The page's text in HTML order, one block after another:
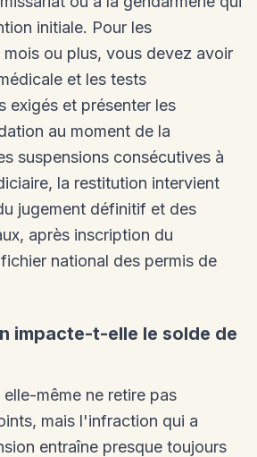
initiale. Pour les
ou plus, vous devez avoir
et les tests
exigés et présenter les
au moment de la
suspensions consécutives à
la restitution intervient
jugement définitif et des
après inscription du
national des permis de
impacte-t-elle le solde de
même ne retire pas
mais l'infraction qui a
entraîne presque toujours